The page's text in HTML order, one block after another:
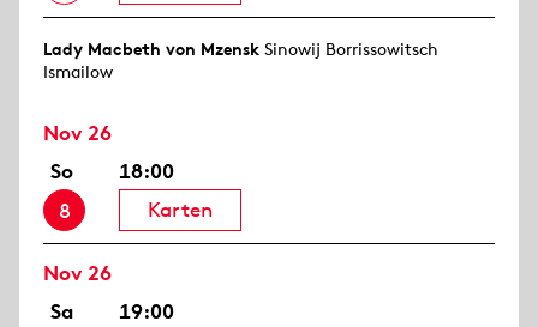
Lady Macbeth von Mzensk Sinowij Borrissowitsch
Ismailow
Nov 26
So
8
18:00
Karten
Nov 26
Sa
19:00